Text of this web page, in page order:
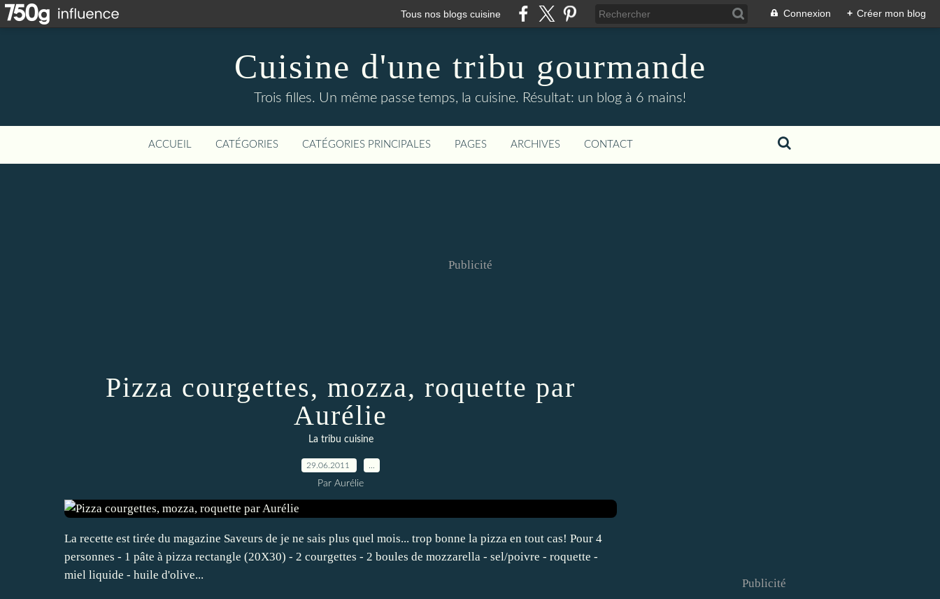
Tous nos blogs cuisine Connexion + Créer mon blog
Cuisine d'une tribu gourmande
Trois filles. Un même passe temps, la cuisine. Résultat: un blog à 6 mains!
ACCUEIL CATÉGORIES CATÉGORIES PRINCIPALES PAGES ARCHIVES CONTACT
Publicité
Pizza courgettes, mozza, roquette par
Aurélie
La tribu cuisine
29.06.2011
Par Aurélie
La recette est tirée du magazine Saveurs de je ne sais plus quel mois... trop bonne la pizza en tout cas! Pour 4
personnes - 1 pâte à pizza rectangle (20X30) - 2 courgettes - 2 boules de mozzarella - sel/poivre - roquette -
miel liquide - huile d'olive...
Publicité